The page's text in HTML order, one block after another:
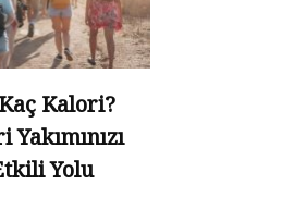
Kalori?
Yolu